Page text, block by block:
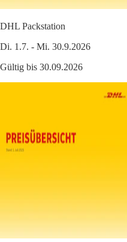
DHL Packstation
Di. 1.7. - Mi. 30.9.2026
Gültig bis 30.09.2026